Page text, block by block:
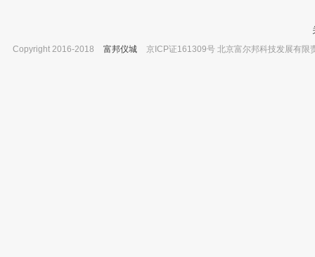
Copyright 2016-2018
富邦仪城 京ICP证161309号 北京富尔邦科技发展有